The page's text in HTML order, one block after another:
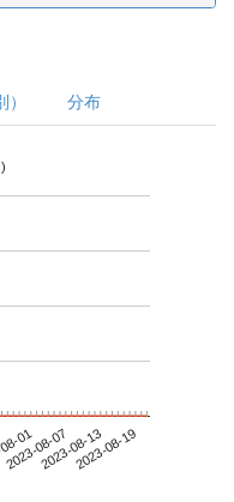
分布
01
2023-08-072023-08-132023-08-19